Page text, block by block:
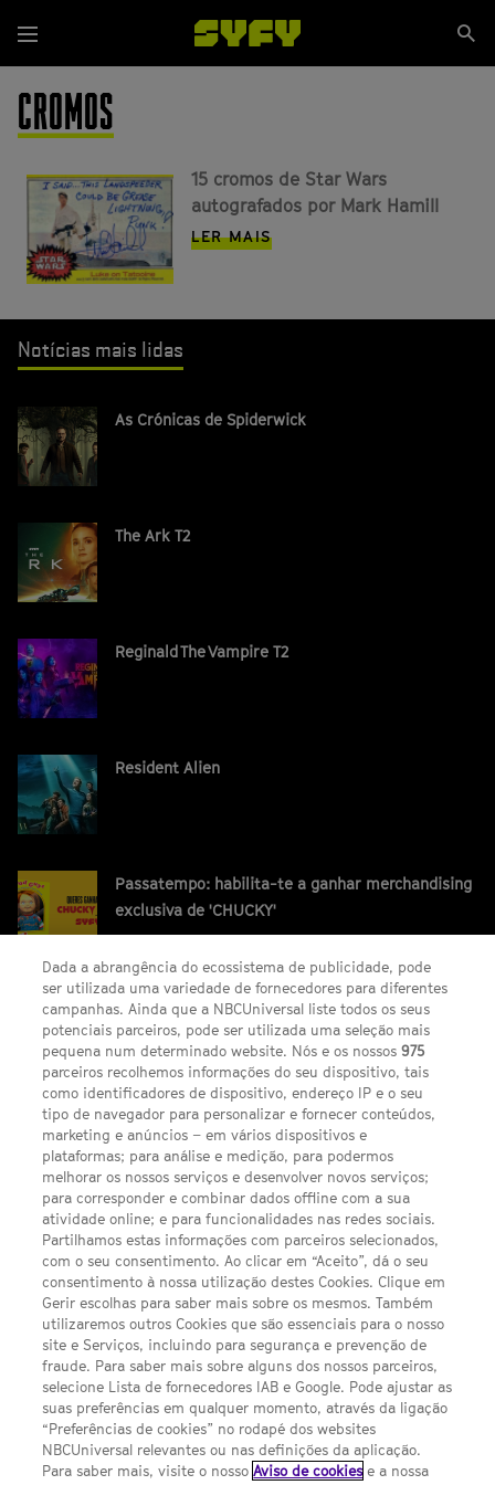
para
o
conteúdo
principal
Menu
CROMOS
15 cromos de Star Wars
autografados por Mark Hamill
LER MAIS
Notícias mais lidas
As Crónicas de Spiderwick
The Ark T2
Reginald The Vampire T2
Resident Alien
Passatempo: habilita-te a ganhar merchandising
exclusiva de 'CHUCKY'
SEGUE-NOS
FACEBOOK
TWITTER
YOUTUBEINSTAGRAM
LINKS ÚTEIS
Escolhas de Anúncios
Política de privacidade
Termos E Condições
FILMES
UMA DIVISÃO DA NBCUNIVERSAL
Dada a abrangência do ecossistema de publicidade, pode
ser utilizada uma variedade de fornecedores para diferentes
campanhas. Ainda que a NBCUniversal liste todos os seus
potenciais parceiros, pode ser utilizada uma seleção mais
pequena num determinado website. Nós e os nossos975
parceiros recolhemos informações do seu dispositivo, tais
como identificadores de dispositivo, endereço IP e o seu
tipo de navegador para personalizar e fornecer conteúdos,
marketing e anúncios – em vários dispositivos e
plataformas; para análise e medição, para podermos
melhorar os nossos serviços e desenvolver novos serviços;
para corresponder e combinar dados offline com a sua
atividade online; e para funcionalidades nas redes sociais.
Partilhamos estas informações com parceiros selecionados,
com o seu consentimento. Ao clicar em “Aceito”, dá o seu
consentimento à nossa utilização destes Cookies. Clique em
Gerir escolhas para saber mais sobre os mesmos. Também
utilizaremos outros Cookies que são essenciais para o nosso
site e Serviços, incluindo para segurança e prevenção de
fraude. Para saber mais sobre alguns dos nossos parceiros,
selecione Lista de fornecedores IAB e Google. Pode ajustar as
suas preferências em qualquer momento, através da ligação
“Preferências de cookies” no rodapé dos websites
NBCUniversal relevantes ou nas definições da aplicação.
Para saber mais, visite o nossoAviso de cookies e a nossa